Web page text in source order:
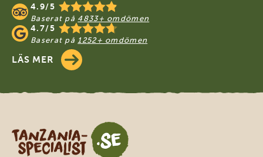
4.9/5
Baserat på 4833+ omdömen
4.7/5
Baserat på 1252+ omdömen
LÄS MER
Tanzania Specialist